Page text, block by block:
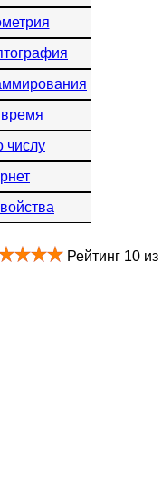
числу
Рейтинг 10 из